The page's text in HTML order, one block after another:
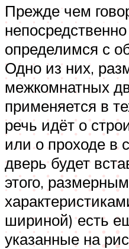
Прежде чем
определимся с
Одно из них,
межкомнатных
применяется в
речь идёт о
или о проходе в
дверь будет
этого,
шириной) есть
указанные на